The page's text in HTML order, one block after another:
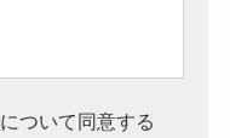
について同意する